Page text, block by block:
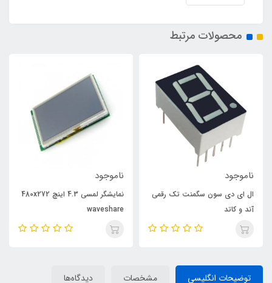
محصولات مرتبط
ناموجود
ال ای دی سون سگمنت تک رقمی
آند و کاتد
ناموجود
نمایشگر لمسی 4.3 اینچ 480x272
waveshare
توضیحات انگلیسی مشخصات دیدگاه‌ها